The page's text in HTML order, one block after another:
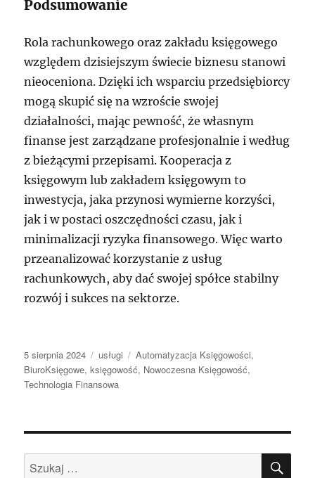
Podsumowanie
Rola rachunkowego oraz zakładu księgowego
względem dzisiejszym świecie biznesu stanowi
nieoceniona. Dzięki ich wsparciu przedsiębiorcy
mogą skupić się na wzroście swojej
działalności, mając pewność, że własnym
finanse jest zarządzane profesjonalnie i według
z bieżącymi przepisami. Kooperacja z
księgowym lub zakładem księgowym to
inwestycja, jaka przynosi wymierne korzyści,
jak i w postaci oszczędności czasu, jak i
minimalizacji ryzyka finansowego. Więc warto
przeanalizować korzystanie z usług
rachunkowych, aby dać swojej spółce stabilny
rozwój i sukces na sektorze.
Data
publikacji
5 sierpnia 2024 Kategorie
usługi Tagi
Automatyzacja Księgowości,
BiuroKsięgowe,księgowość, Nowoczesna Księgowość,
Technologia Finansowa
Szukaj: